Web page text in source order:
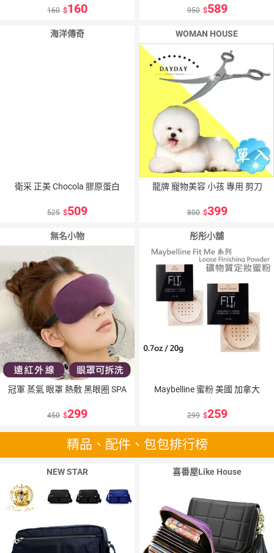
160 160 950 589
海洋傳奇
衛采 正美 Chocola 膠原蛋白
525 509
WOMAN HOUSE
龍牌 寵物美容 小孩 專用 剪刀
800 399
無名小物
冠軍 蒸氣 眼罩 熱敷 黑眼圈 SPA
450 299
彤彤小舖
Maybelline 蜜粉 美國 加拿大
299 259
精品、配件、包包排行榜
NEW STAR
10％
點數
喜番屋Like House